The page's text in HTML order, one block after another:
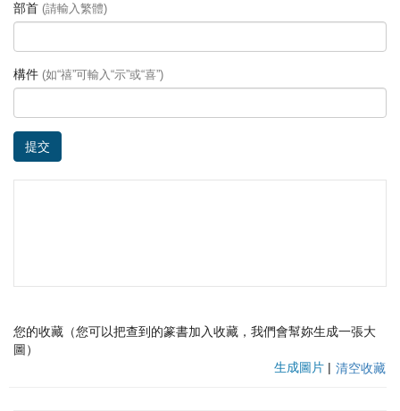
部首 (請輸入繁體)
構件 (如“禧”可輸入“示”或“喜”)
提交
您的收藏（您可以把查到的篆書加入收藏，我們會幫妳生成一張大
圖）
生成圖片 | 清空收藏